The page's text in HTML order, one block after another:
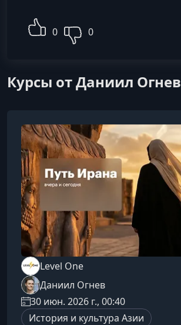
0 0
Курсы от Даниил Огнев
Level One
Даниил Огнев
30 июн. 2026 г., 00:40
История и культура Азии